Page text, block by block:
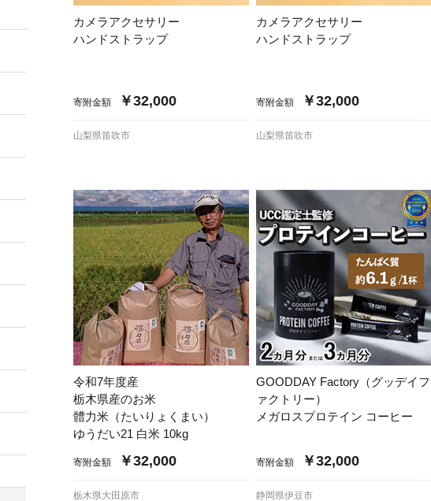
カメラアクセサリー
ハンドストラップ
寄附金額 ￥32,000
山梨県笛吹市
カメラアクセサリー
ハンドストラップ
寄附金額 ￥32,000
山梨県笛吹市
令和7年度産
栃木県産のお米
體力米（たいりょくまい）
ゆうだい21 白米 10kg
寄附金額 ￥32,000
栃木県大田原市
GOODDAY Factory（グッデイフ
ァクトリー）
メガロスプロテイン コーヒー
寄附金額 ￥32,000
静岡県伊豆市